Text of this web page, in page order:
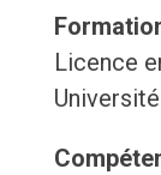
Licence